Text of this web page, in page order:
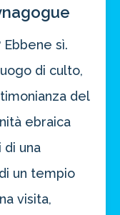
Ebbene sì.
di culto,
del
ebraica
di una
un tempio
visita,